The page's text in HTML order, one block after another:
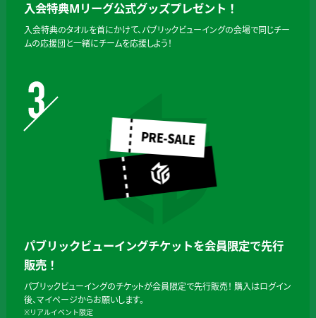
入会特典Mリーグ公式グッズプレゼント！
入会特典のタオルを首にかけて、パブリックビューイングの会場で同じチー
ムの応援団と一緒にチームを応援しよう！
パブリックビューイングチケットを会員限定で先行
販売！
パブリックビューイングのチケットが会員限定で先行販売！ 購入はログイン
後、マイページからお願いします。
※リアルイベント限定